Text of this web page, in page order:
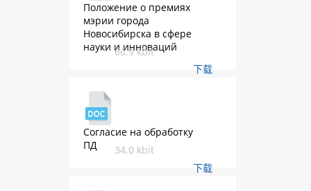
Положение о премиях
мэрии города
Новосибирска в сфере
науки и инноваций
下载
66.9 kbit
Согласие на обработку
ПД
下载
34.0 kbit